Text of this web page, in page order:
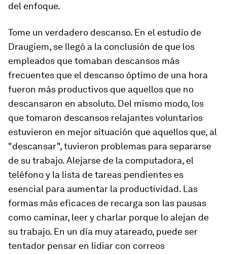
del enfoque.
Tome un verdadero descanso. En el estudio de
Draugiem, se llegó a la conclusión de que los
empleados que tomaban descansos más
frecuentes que el descanso óptimo de una hora
fueron más productivos que aquellos que no
descansaron en absoluto. Del mismo modo, los
que tomaron descansos relajantes voluntarios
estuvieron en mejor situación que aquellos que, al
"descansar", tuvieron problemas para separarse
de su trabajo. Alejarse de la computadora, el
teléfono y la lista de tareas pendientes es
esencial para aumentar la productividad. Las
formas más eficaces de recarga son las pausas
como caminar, leer y charlar porque lo alejan de
su trabajo. En un día muy atareado, puede ser
tentador pensar en lidiar con correos